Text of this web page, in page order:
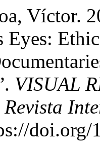
Víctor.
Eyes:
VISUAL
Revista
doi.org/